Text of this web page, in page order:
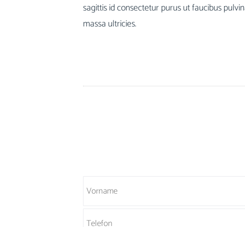
sagittis id consectetur purus ut faucibus
massa ultricies.